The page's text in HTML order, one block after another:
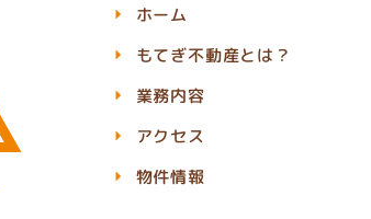
ホーム
もてぎ不動産とは？
業務内容
アクセス
物件情報